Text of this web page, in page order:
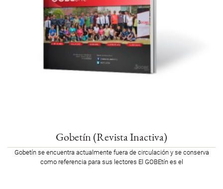
Gobetín (Revista Inactiva)
Gobetín se encuentra actualmente fuera de circulación y se conserva
como referencia para sus lectores El GOBEtín es el